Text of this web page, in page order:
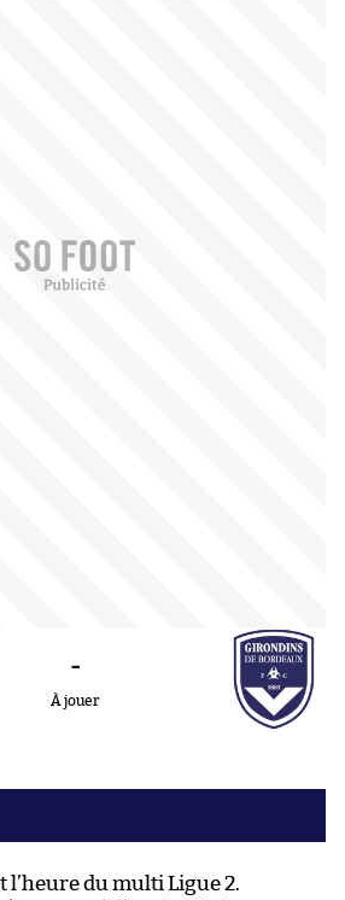
-
À jouer
l’heure du multi Ligue 2.